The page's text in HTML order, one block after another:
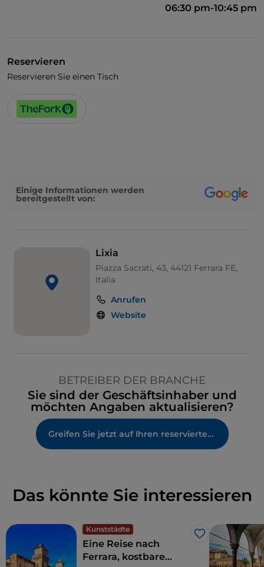
06:30 pm-10:45 pm
Reservieren
Reservieren Sie einen Tisch
Einige Informationen werden
bereitgestellt von:
Lixia
Piazza Sacrati, 43, 44121 Ferrara FE,
Italia
Anrufen
Website
BETREIBER DER BRANCHE
Sie sind der Geschäftsinhaber und
möchten Angaben aktualisieren?
Greifen Sie jetzt auf Ihren reservierten Bereich zu
Das könnte Sie interessieren
Kunststädte
Like
Eine Reise nach
Ferrara, kostbare